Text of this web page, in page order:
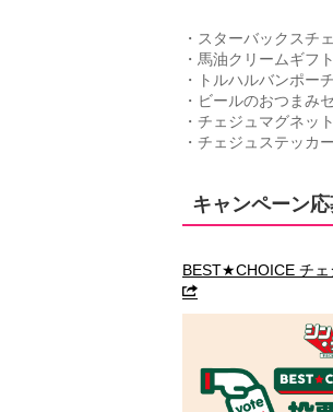
・スターバックスチ
・馬油クリームギフ
・トルハルバンポーチ
・ビールのおつまみ
・チェジュマグネッ
・チェジュステッカー
キャンペーン
BEST★CHOICE チェ